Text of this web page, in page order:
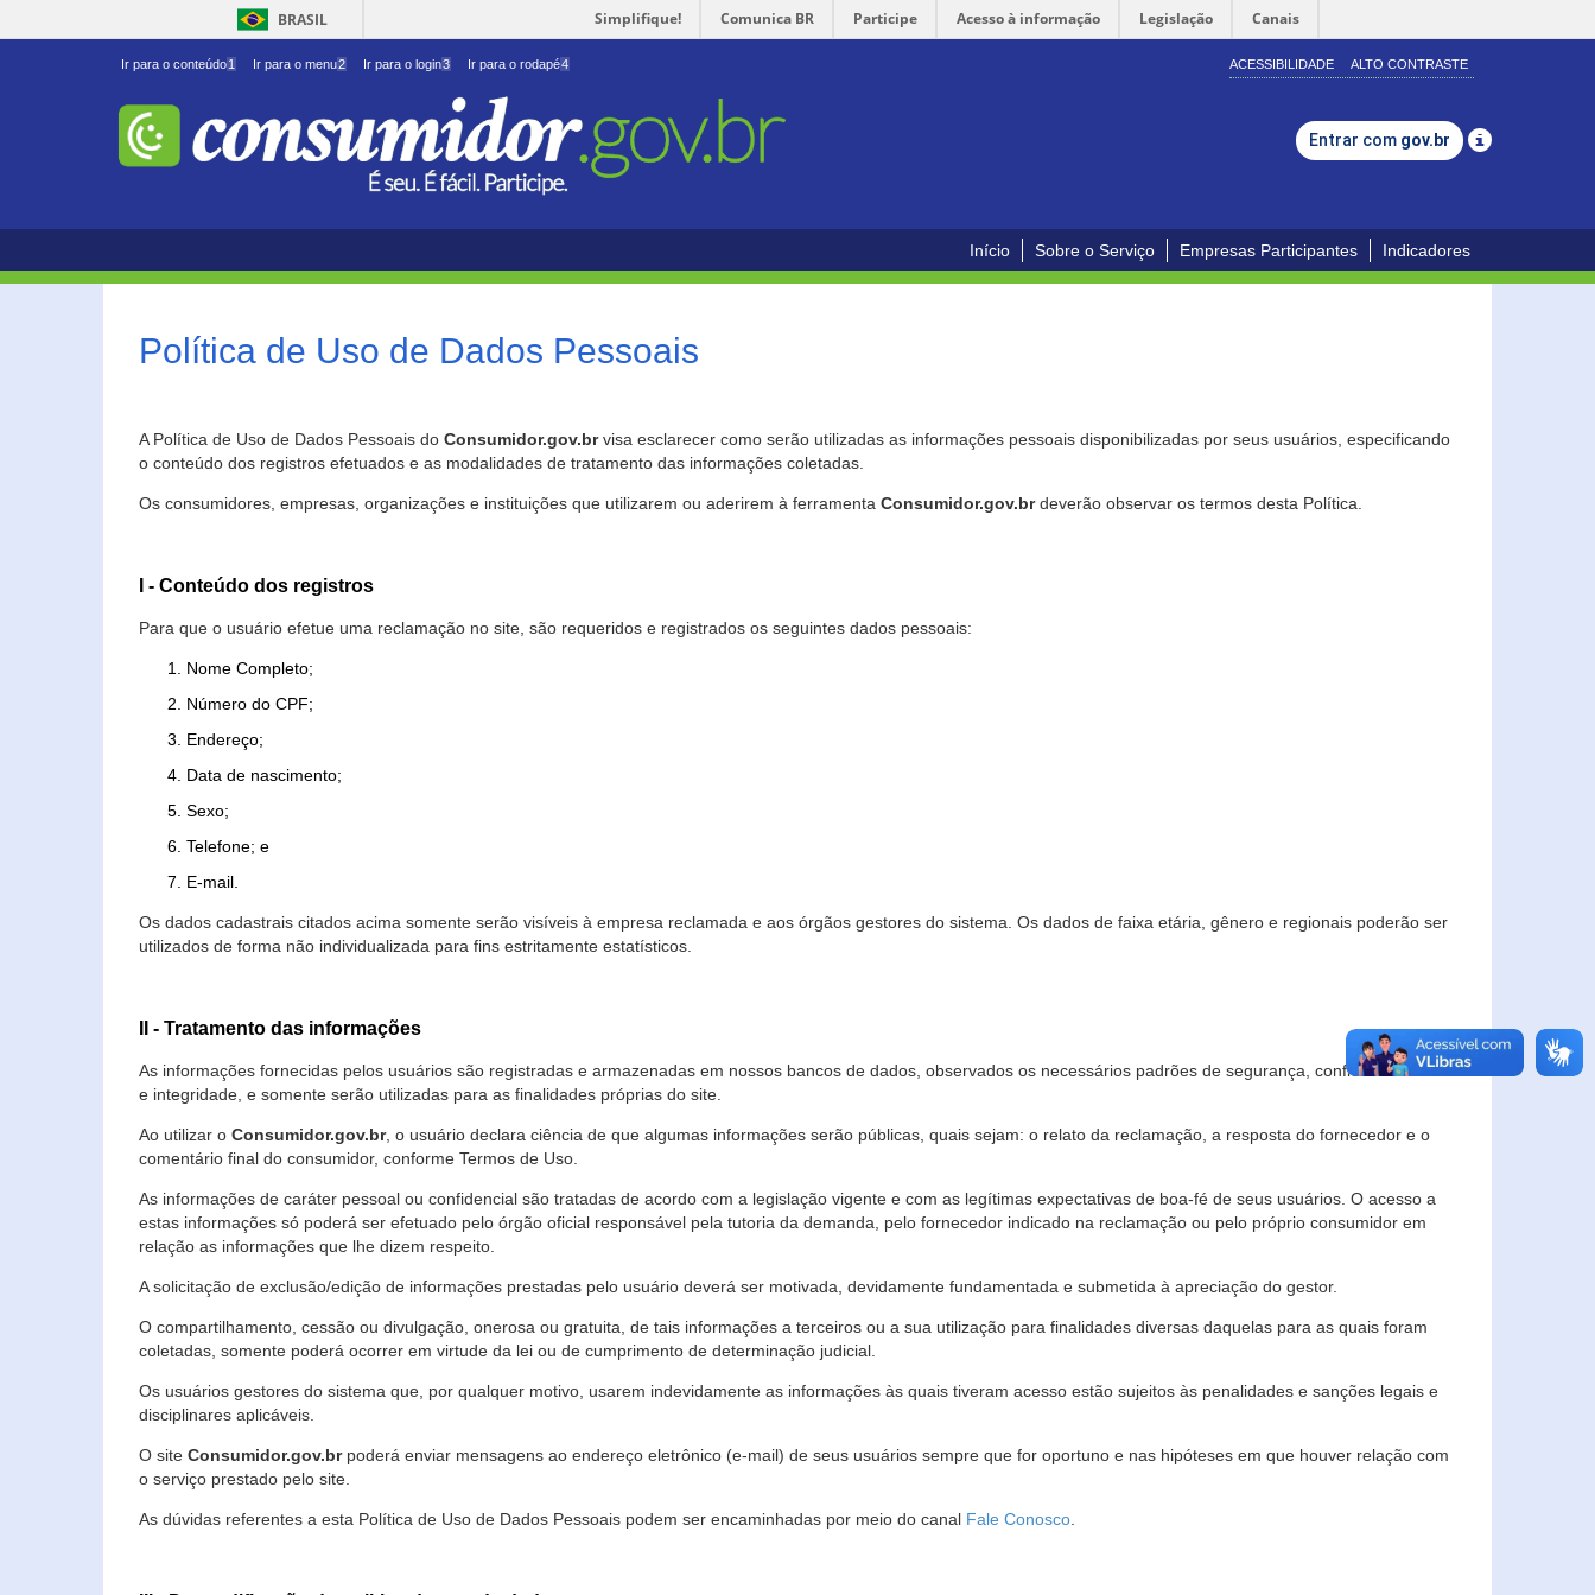
BRASIL Simplifique! Comunica BR Participe Acesso à informação Legislação Canais
Ir para o conteúdo1 Ir para o menu2 Ir para o login3 Ir para o rodapé4 ACESSIBILIDADE ALTO CONTRASTE
Entrar com gov.br
Início Sobre o Serviço Empresas Participantes Indicadores
Política de Uso de Dados Pessoais
A Política de Uso de Dados Pessoais do Consumidor.gov.brvisa esclarecer como serão utilizadas as informações pessoais disponibilizadas por seus usuários, especificando
o conteúdo dos registros efetuados e as modalidades de tratamento das informações coletadas.
Os consumidores, empresas, organizações e instituições que utilizarem ou aderirem à ferramenta Consumidor.gov.brdeverão observar os termos desta Política.
I - Conteúdo dos registros
Para que o usuário efetue uma reclamação no site, são requeridos e registrados os seguintes dados pessoais:
Nome Completo;
Número do CPF;
Endereço;
Data de nascimento;
Sexo;
Telefone; e
E-mail.
Os dados cadastrais citados acima somente serão visíveis à empresa reclamada e aos órgãos gestores do sistema. Os dados de faixa etária, gênero e regionais poderão ser
utilizados de forma não individualizada para fins estritamente estatísticos.
II - Tratamento das informações
As informações fornecidas pelos usuários são registradas e armazenadas em nossos bancos de dados, observados os necessários padrões de segurança, confidencialidade
e integridade, e somente serão utilizadas para as finalidades próprias do site.
Ao utilizar o Consumidor.gov.br, o usuário declara ciência de que algumas informações serão públicas, quais sejam: o relato da reclamação, a resposta do fornecedor e o
comentário final do consumidor, conforme Termos de Uso.
As informações de caráter pessoal ou confidencial são tratadas de acordo com a legislação vigente e com as legítimas expectativas de boa-fé de seus usuários. O acesso a
estas informações só poderá ser efetuado pelo órgão oficial responsável pela tutoria da demanda, pelo fornecedor indicado na reclamação ou pelo próprio consumidor em
relação as informações que lhe dizem respeito.
A solicitação de exclusão/edição de informações prestadas pelo usuário deverá ser motivada, devidamente fundamentada e submetida à apreciação do gestor.
O compartilhamento, cessão ou divulgação, onerosa ou gratuita, de tais informações a terceiros ou a sua utilização para finalidades diversas daquelas para as quais foram
coletadas, somente poderá ocorrer em virtude da lei ou de cumprimento de determinação judicial.
Os usuários gestores do sistema que, por qualquer motivo, usarem indevidamente as informações às quais tiveram acesso estão sujeitos às penalidades e sanções legais e
disciplinares aplicáveis.
O site Consumidor.gov.brpoderá enviar mensagens ao endereço eletrônico (e-mail) de seus usuários sempre que for oportuno e nas hipóteses em que houver relação com
o serviço prestado pelo site.
As dúvidas referentes a esta Política de Uso de Dados Pessoais podem ser encaminhadas por meio do canal Fale Conosco